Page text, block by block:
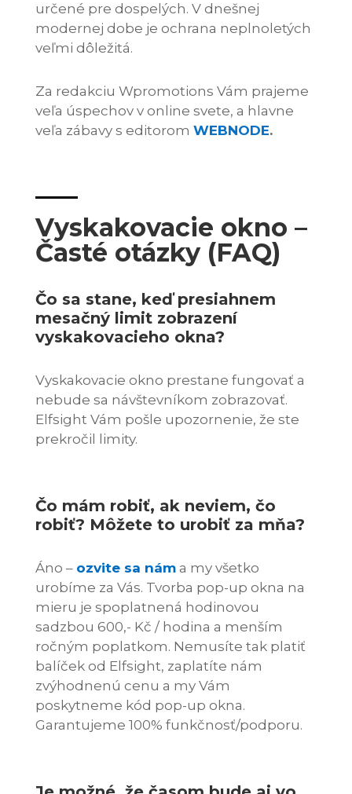
určené pre dospelých. V dnešnej
modernej dobe je ochrana neplnoletých
veľmi dôležitá.
Za redakciu Wpromotions Vám prajeme
veľa úspechov v online svete, a hlavne
veľa zábavy s editorom WEBNODE.
Vyskakovacie okno –
Časté otázky (FAQ)
Čo sa stane, keď presiahnem
mesačný limit zobrazení
vyskakovacieho okna?
Vyskakovacie okno prestane fungovať a
nebude sa návštevníkom zobrazovať.
Elfsight Vám pošle upozornenie, že ste
prekročil limity.
Čo mám robiť, ak neviem, čo
robiť? Môžete to urobiť za mňa?
Áno – ozvite sa náma my všetko
urobíme za Vás. Tvorba pop-up okna na
mieru je spoplatnená hodinovou
sadzbou 600,- Kč / hodina a menším
ročným poplatkom. Nemusíte tak platiť
balíček od Elfsight, zaplatíte nám
zvýhodnenú cenu a my Vám
poskytneme kód pop-up okna.
Garantujeme 100% funkčnosť/podporu.